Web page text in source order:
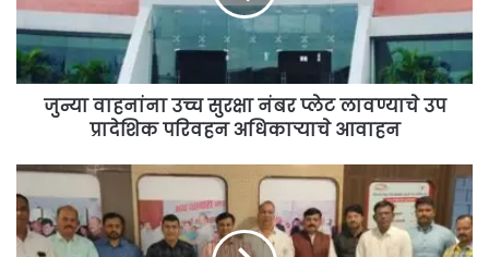
प्लेट
लावण्याचे
उप
प्रादेशिक
परिवहनजुन्या वाहनांना उच्च सुरक्षा नंबर प्लेट लावण्याचे उप
प्रादेशिक परिवहन अधिकाऱ्याचे आवाहन
बारामती
एमआयडीसी
च्या
उद्योजकांच्या